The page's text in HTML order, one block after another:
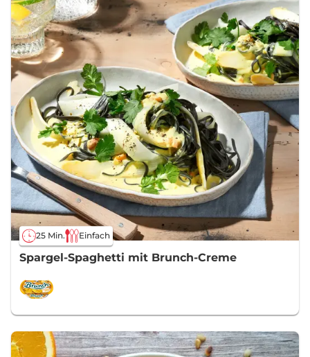
25 Min. Einfach
Spargel-Spaghetti mit Brunch-Creme